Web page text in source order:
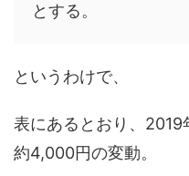
とする。
というわけで、
表にあるとおり、2019
約4,000円の変動。